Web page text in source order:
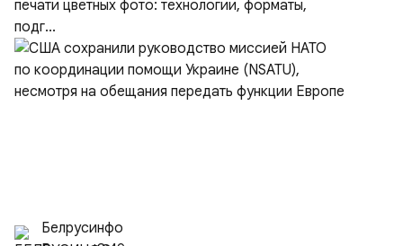
печати цветных фото: технологии, форматы,
подг...
Белрусинфо